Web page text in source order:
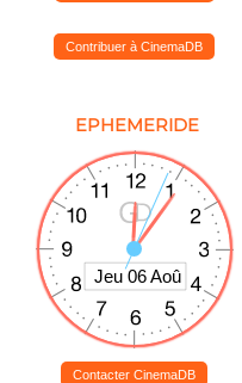
Contribuer à CinemaDB
EPHEMERIDE
Contacter CinemaDB